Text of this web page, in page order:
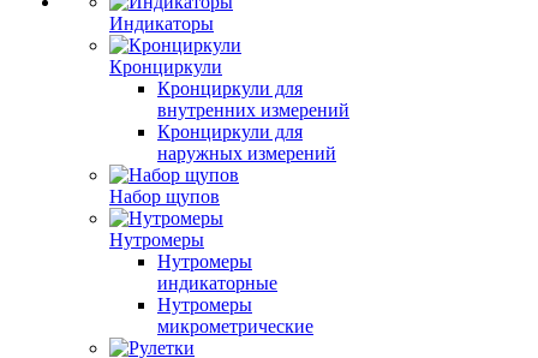
Индикаторы
Кронциркули
Кронциркули для
внутренних измерений
Кронциркули для
наружных измерений
Набор щупов
Нутромеры
Нутромеры
индикаторные
Нутромеры
микрометрические